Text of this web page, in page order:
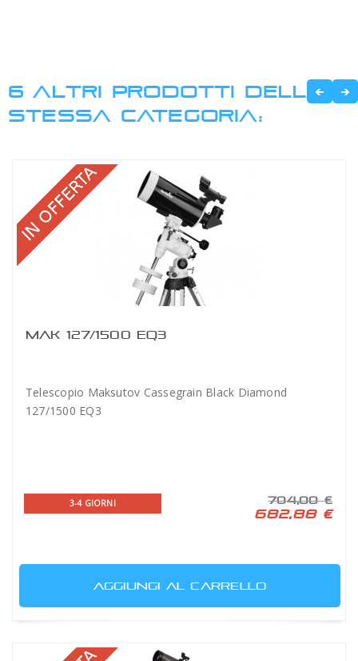
6 ALTRI PRODOTTI DELLA
STESSA CATEGORIA:
MAK 127/1500 EQ3
Telescopio Maksutov Cassegrain Black Diamond
127/1500 EQ3
3-4 GIORNI 704,00 €
682,88 €
AGGIUNGI AL CARRELLO